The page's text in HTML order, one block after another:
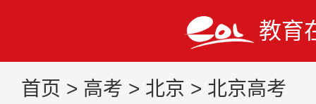
教育
首页 > 高考 > 北京 > 北京高考